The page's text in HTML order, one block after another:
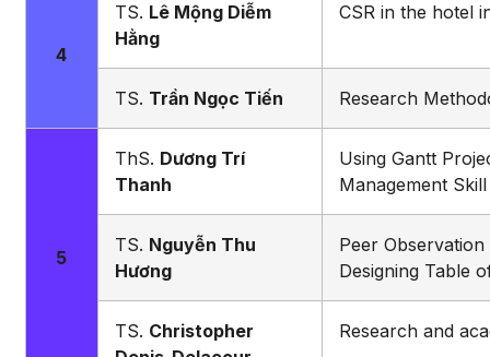
4
TS. Lê Mộng Diễm
Hằng
CSR in the hotel
TS. Trần Ngọc Tiến Research
5
ThS. Dương Trí
Thanh
Using Gantt
Management
TS. Nguyễn Thu
Hương
Peer Observation
Designing Table
TS. Christopher
Research and